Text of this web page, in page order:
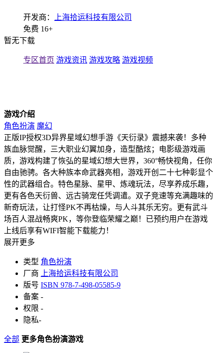
开发商：
上海拾运科技有限公司
免费 16+
暂无下载
专区首页 游戏资讯 游戏攻略 游戏视频
游戏介绍
角色扮演 魔幻
正版IP授权3D异界星域幻想手游《天衍录》震撼来袭！多种
族血脉觉醒，三大职业幻翼加身，造型酷炫；电影级游戏画
质，游戏构建了恢弘的星域幻想大世界，360°畅快视角，任你
自由驰骋。各大种族本命武器亮相，游戏开创二十七种彰显个
性的武器组合。特色星脉、星甲、炼魂玩法，尽享养成乐趣，
更有各色天衍兽、远古骑宠任凭调遣。双子竞速等充满趣味的
新奇玩法，让打怪PK不再枯燥，与人斗其乐无穷。更有武斗
场百人混战畅爽PK，等你登临荣耀之巅！已预约用户在游戏
上线后享有WIFI智能下载能力！
展开更多
类型 角色扮演
厂商
上海拾运科技有限公司
版号 ISBN 978-7-498-05585-9
备案 -
权限 -
隐私-
全部 更多角色扮演游戏